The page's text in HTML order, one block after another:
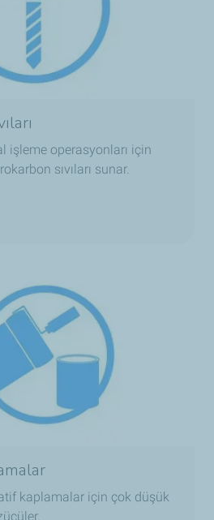
işleme operasyonları için
sıvıları sunar.
kaplamalar için çok düşük